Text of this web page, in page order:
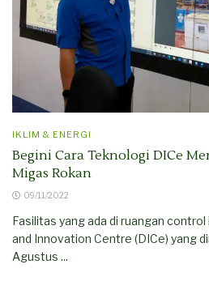
IKLIM & ENERGI
Begini Cara Teknologi DICe
Migas Rokan
09/11/2022
Fasilitas yang ada di ruangan
and Innovation Centre (DICe) yang
Agustus ...